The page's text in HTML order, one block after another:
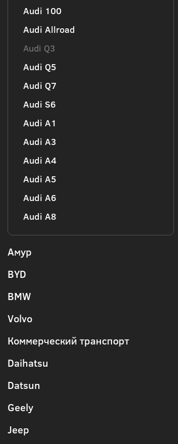
Audi 100
Audi Allroad
Audi Q3
Audi Q5
Audi Q7
Audi S6
Audi А1
Audi А3
Audi А4
Audi А5
Audi А6
Audi А8
Амур
BYD
BMW
Volvo
Коммерческий транспорт
Daihatsu
Datsun
Geely
Jeep